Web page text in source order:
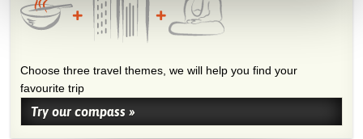
Choose three travel themes, we will help you find your
favourite trip
Try our compass »